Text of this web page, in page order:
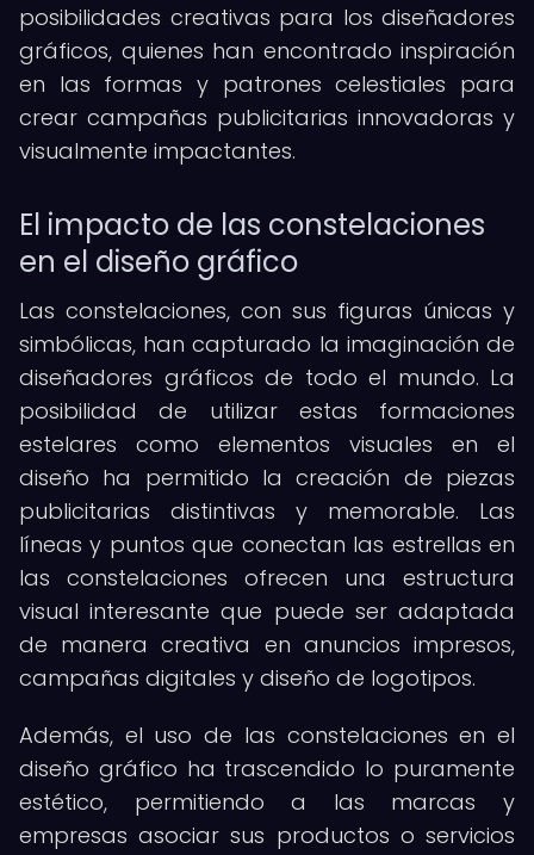
posibilidades creativas para los diseñadores
gráficos, quienes han encontrado inspiración
en las formas y patrones celestiales para
crear campañas publicitarias innovadoras y
visualmente impactantes.
El impacto de las constelaciones
en el diseño gráfico
Las constelaciones, con sus figuras únicas y
simbólicas, han capturado la imaginación de
diseñadores gráficos de todo el mundo. La
posibilidad de utilizar estas formaciones
estelares como elementos visuales en el
diseño ha permitido la creación de piezas
publicitarias distintivas y memorable. Las
líneas y puntos que conectan las estrellas en
las constelaciones ofrecen una estructura
visual interesante que puede ser adaptada
de manera creativa en anuncios impresos,
campañas digitales y diseño de logotipos.
Además, el uso de las constelaciones en el
diseño gráfico ha trascendido lo puramente
estético, permitiendo a las marcas y
empresas asociar sus productos o servicios